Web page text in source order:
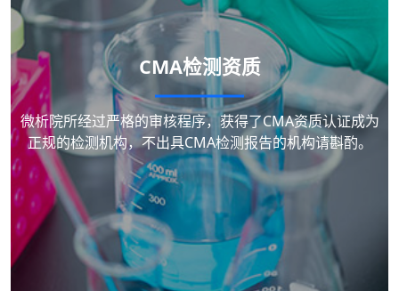
CMA检测资质
微析院所经过严格的审核程序，获得了CMA资质认证成为
正规的检测机构，不出具CMA检测报告的机构请斟酌。